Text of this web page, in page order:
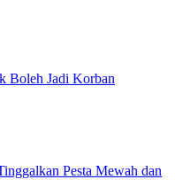
Boleh Jadi Korban
Pesta Mewah dan